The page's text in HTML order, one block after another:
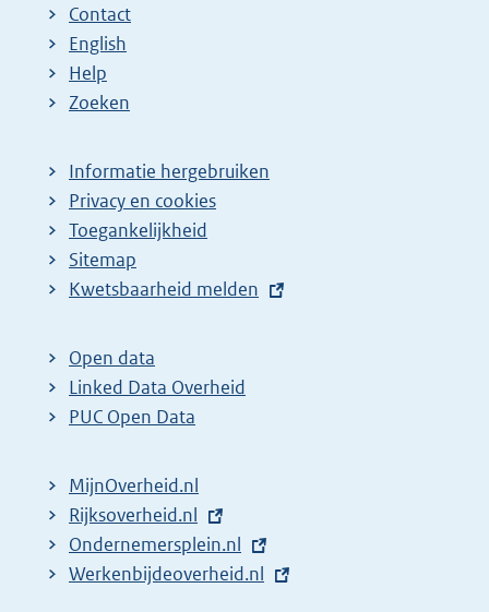
Contact
English
Help
Zoeken
Informatie hergebruiken
Privacy en cookies
Toegankelijkheid
Sitemap
E
t
e
r
l
i
n
k
Kwetsbaarheid melden
Open data
Linked Data Overheid
PUC Open Data
MijnOverheid.nl
E
x
t
Rijksoverheid.nl
E
x
Ondernemersplein.nl
E
Werkenbijdeoverheid.nl